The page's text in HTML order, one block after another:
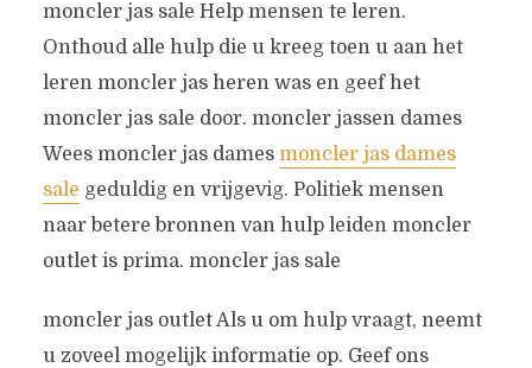
moncler jas sale Help mensen te leren.
Onthoud alle hulp die u kreeg toen u aan het
leren moncler jas heren was en geef het
moncler jas sale door. moncler jassen dames
Wees moncler jas dames moncler jas dames
sale geduldig en vrijgevig. Politiek mensen
naar betere bronnen van hulp leiden moncler
outlet is prima. moncler jas sale
moncler jas outlet Als u om hulp vraagt, neemt
u zoveel mogelijk informatie op. Geef ons